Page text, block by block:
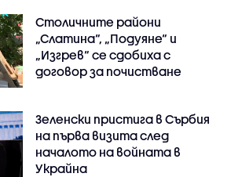
Столичните райони
„Слатина“, „Подуяне“ и
„Изгрев“ се сдобиха с
договор за почистване
Зеленски пристига в Сърбия
на първа визита след
началото на войната в
Украйна